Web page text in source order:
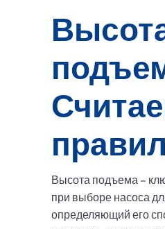
Высота подъема –
при выборе насоса
определяющий его